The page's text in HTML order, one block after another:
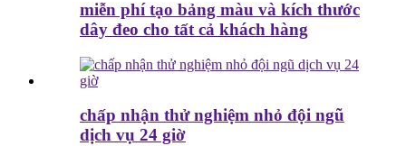
miễn phí tạo bảng màu và kích thước
dây đeo cho tất cả khách hàng
chấp nhận thử nghiệm nhỏ đội ngũ
dịch vụ 24 giờ